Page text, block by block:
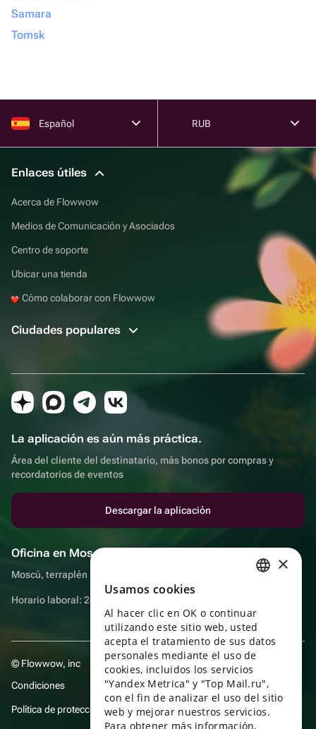
Samara
Tomsk
Español RUB
Enlaces útiles
Acerca de Flowwow
Medios de Comunicación y Asociados
Centro de soporte
Ubicar una tienda
Cómo colaborar con Flowwow
Ciudades populares
La aplicación es aún más práctica.
Área del cliente del destinatario, más bonos por compras y
recordatorios de eventos
Descargar la aplicación
Oficina en Moscú
Moscú, terraplén Sadovnicheskaya, 9, sala 2/3
Horario laboral: 24 horas
© Flowwow, inc
Condiciones
Política de protección y privacidad de datos
ENGLISH
UKRAINIAN
PORTUGUESE
SPANISH
HUNGARIAN
×
Usamos cookies
Al hacer clic en OK o continuar
utilizando este sitio web, usted
acepta el tratamiento de sus datos
personales mediante el uso de
cookies, incluidos los servicios
"Yandex Metrica" y "Top Mail.ru",
con el fin de analizar el uso del sitio
web y mejorar nuestros servicios.
Para obtener más información,